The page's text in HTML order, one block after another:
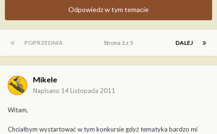
Odpowiedz w tym temacie
POPRZEDNIA DALEJ
Strona 1 z 5
Mikele
Napisano 14 Listopada 2011
Witam,
Chciałbym wystartować w tym konkursie gdyż tematyka bardzo mi